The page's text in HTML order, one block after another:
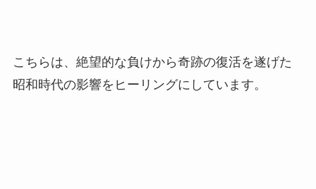
こちらは、絶望的な負けから奇跡の復活を遂げた
昭和時代の影響をヒーリングにしています。